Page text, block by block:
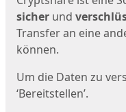
sicher und
Transfer an eine
können.
Um die Daten zu
‘Bereitstellen’.